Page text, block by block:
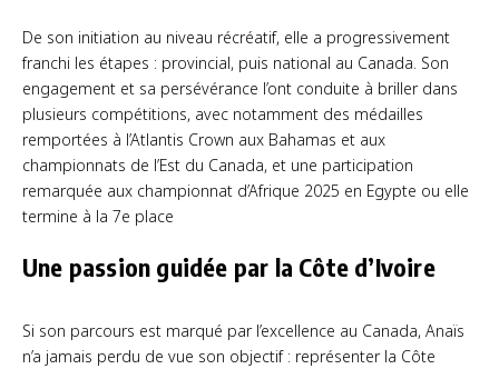
De son initiation au niveau récréatif, elle a progressivement
franchi les étapes : provincial, puis national au Canada. Son
engagement et sa persévérance l’ont conduite à briller dans
plusieurs compétitions, avec notamment des médailles
remportées à l’Atlantis Crown aux Bahamas et aux
championnats de l’Est du Canada, et une participation
remarquée aux championnat d’Afrique 2025 en Egypte ou elle
termine à la 7e place
Une passion guidée par la Côte d’Ivoire
Si son parcours est marqué par l’excellence au Canada, Anaïs
n’a jamais perdu de vue son objectif : représenter la Côte